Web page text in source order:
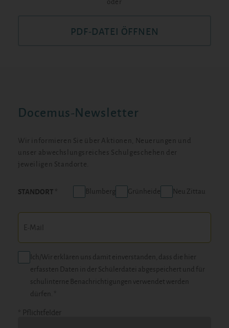
oder
PDF-DATEI ÖFFNEN
Docemus-Newsletter
Wir informieren Sie über Aktionen, Neuerungen und
unser abwechslungsreiches Schulgeschehen der
jeweiligen Standorte.
STANDORT Blumberg Grünheide Neu Zittau
Ich/Wir erklären uns damit einverstanden, dass die hier
erfassten Daten in der Schülerdatei abgespeichert und für
schulinterne Benachrichtigungen verwendet werden
dürfen. *
* Pflichtfelder